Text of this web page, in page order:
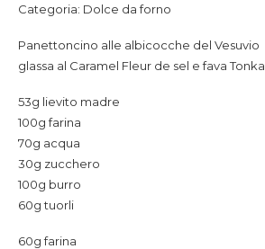
Categoria: Dolce da forno
Panettoncino alle albicocche del Vesuvio
glassa al Caramel Fleur de sel e fava Tonka
53g lievito madre
100g farina
70g acqua
30g zucchero
100g burro
60g tuorli
60g farina